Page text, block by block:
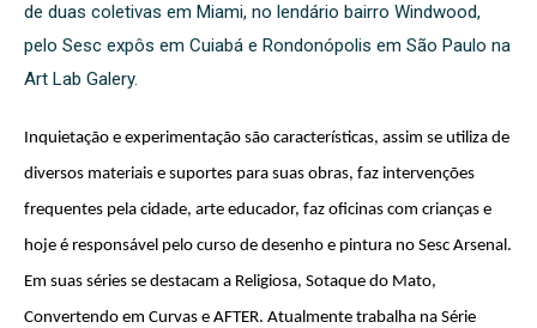
de duas coletivas em Miami, no lendário bairro Windwood,
pelo Sesc expôs em Cuiabá e Rondonópolis em São Paulo na
Art Lab Galery.
Inquietação e experimentação são características, assim se utiliza de
diversos materiais e suportes para suas obras, faz intervenções
frequentes pela cidade, arte educador, faz oficinas com crianças e
hoje é responsável pelo curso de desenho e pintura no Sesc Arsenal.
Em suas séries se destacam a Religiosa, Sotaque do Mato,
Convertendo em Curvas e AFTER. Atualmente trabalha na Série